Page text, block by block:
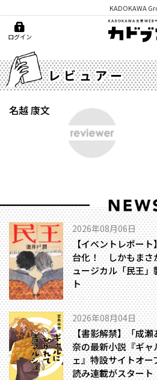
KADOKAWA
ログイン
レビュアー
名越 康文
2026年08月06日
【イベントレポー
台化！ しかもまさ
ュージカル「民王」
ト
2026年08月04日
【書影解禁】「成瀬
奈の最新小説『ギ
ェ』特設サイトオー
読み連載がスタート